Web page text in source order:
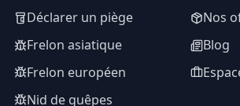
Déclarer un piège
Frelon asiatique
Frelon européen
Nid de guêpes
Nos
Blog